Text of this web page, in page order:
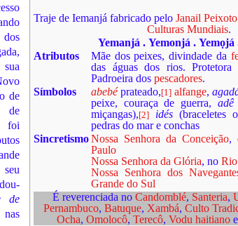
Traje de Iemanjá fabricado pelo Janail Peixoto
Culturas Mundiais.
Yemanjá . Yemonjá . Yemọjá
Atributos
Mãe dos peixes, divindade da
das águas dos rios. Protetora
Padroeira dos pescadores.
Símbolos
abebéprateado,[1 ] alfange,
peixe, couraça de guerra, adê
miçangas),[2] idés(braceletes
pedras do mar e conchas
SincretismoNossa Senhora da Conceição,
Paulo
Nossa Senhora da Glória, no
Nossa Senhora dos
Grande do Sul
É reverenciada no Candomblé, Santeria,
Pernambuco, Batuque, Xambá, Culto
Ocha, Omolocô, Terecô, Vodu haitiano e
dos
de
de
foi
de
nas